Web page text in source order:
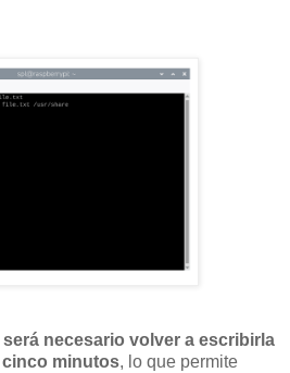
será necesario volver a escribirla
minutos, lo que permite